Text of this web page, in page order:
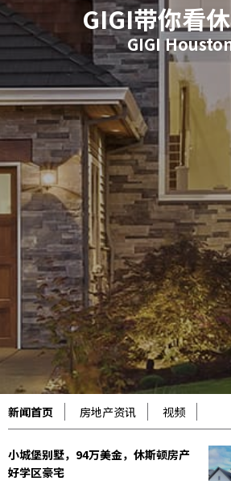
GIGI带你看
GIGI
新闻首页 房地产资讯 视频
小城堡别墅，94万美金，休斯顿房产
好学区豪宅